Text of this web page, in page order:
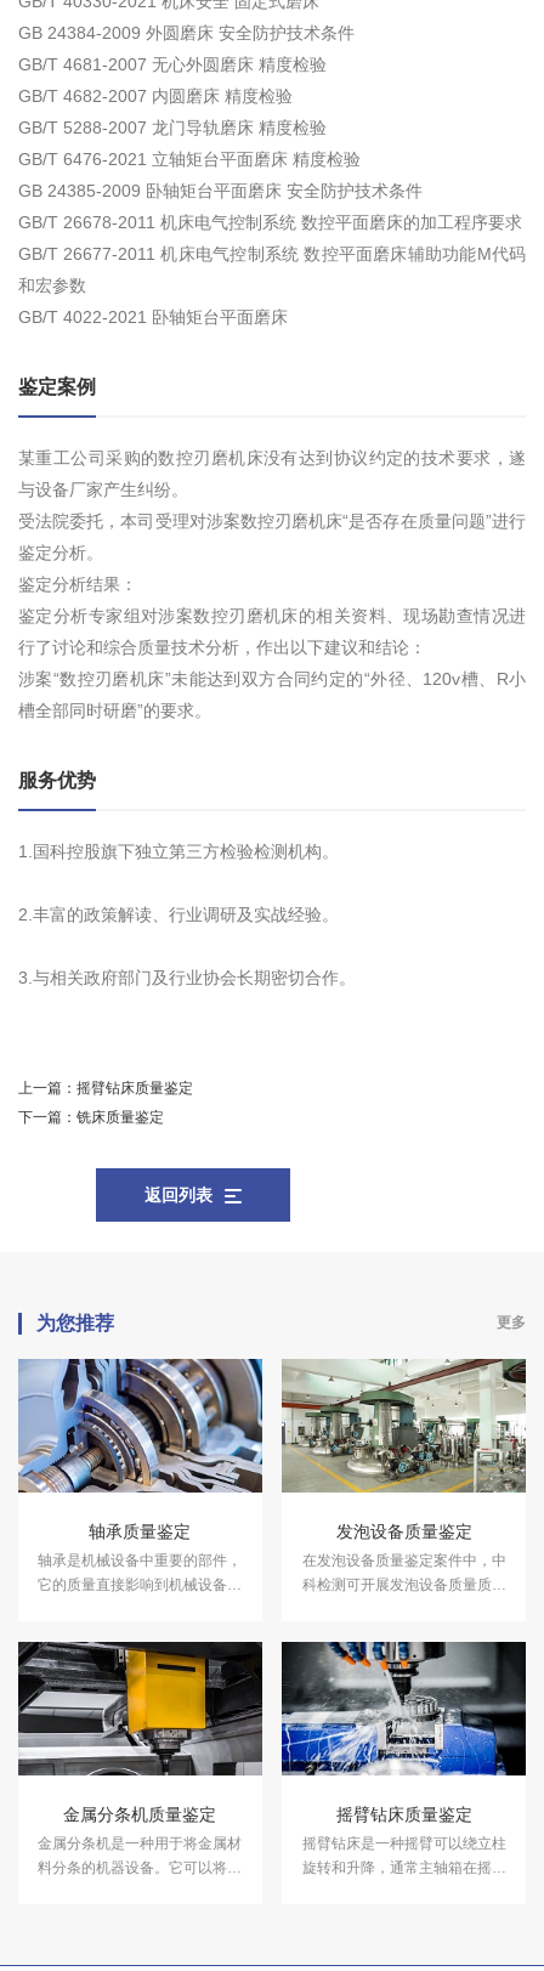
GB 24384-2009 外圆磨床 安全防护技术条件
GB/T 4681-2007 无心外圆磨床 精度检验
GB/T 4682-2007 内圆磨床 精度检验
GB/T 5288-2007 龙门导轨磨床 精度检验
GB/T 6476-2021 立轴矩台平面磨床 精度检验
GB 24385-2009 卧轴矩台平面磨床 安全防护技术条件
GB/T 26678-2011 机床电气控制系统 数控平面磨床的加工程序要求
GB/T 26677-2011 机床电气控制系统 数控平面磨床辅助功能M代码
和宏参数
GB/T 4022-2021 卧轴矩台平面磨床
鉴定案例
某重工公司采购的数控刃磨机床没有达到协议约定的技术要求，遂
与设备厂家产生纠纷。
受法院委托，本司受理对涉案数控刃磨机床“是否存在质量问题”进行
鉴定分析。
鉴定分析结果：
鉴定分析专家组对涉案数控刃磨机床的相关资料、现场勘查情况进
行了讨论和综合质量技术分析，作出以下建议和结论：
涉案“数控刃磨机床”未能达到双方合同约定的“外径、120v槽、R小
槽全部同时研磨”的要求。
服务优势
1.国科控股旗下独立第三方检验检测机构。
2.丰富的政策解读、行业调研及实战经验。
3.与相关政府部门及行业协会长期密切合作。
上一篇： 摇臂钻床质量鉴定
下一篇： 铣床质量鉴定
返回列表
为您推荐 更多
轴承质量鉴定
轴承是机械设备中重要的部件，
它的质量直接影响到机械设备的
质量鉴定服务。
发泡设备质量鉴定
在发泡设备质量鉴定案件中，中
科检测可开展发泡设备质量质量
金属分条机质量鉴定
金属分条机是一种用于将金属材
料分条的机器设备。它可以将金
中，中科检测可开展金属分条机
摇臂钻床质量鉴定
摇臂钻床是一种摇臂可以绕立柱
旋转和升降，通常主轴箱在摇臂